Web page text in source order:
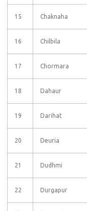
15 Chaknaha
16 Chilbila
17 Chormara
18 Dahaur
19 Darihat
20 Deuria
21 Dudhmi
22 Durgapur